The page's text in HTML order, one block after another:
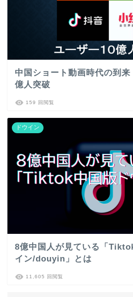
中国ショート動画時代の到来
億人突破
159 回閲覧
ドウイン
8億中国人が見ている「
イン/douyin」とは
11,605 回閲覧